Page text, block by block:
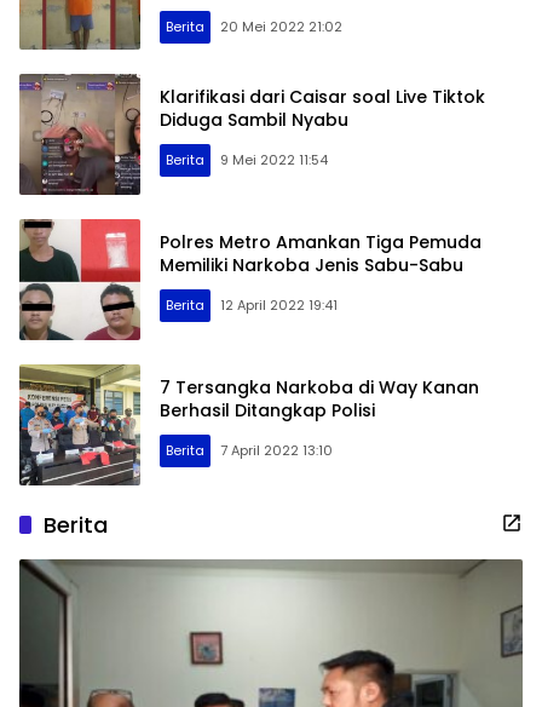
Berita 20 Mei 2022 21:02
Klarifikasi dari Caisar soal Live Tiktok
Diduga Sambil Nyabu
Berita 9 Mei 2022 11:54
Polres Metro Amankan Tiga Pemuda
Memiliki Narkoba Jenis Sabu-Sabu
Berita 12 April 2022 19:41
7 Tersangka Narkoba di Way Kanan
Berhasil Ditangkap Polisi
Berita 7 April 2022 13:10
Berita